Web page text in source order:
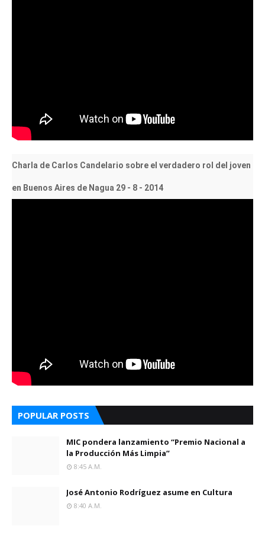
Charla de Carlos Candelario sobre el verdadero rol del joven
en Buenos Aires de Nagua 29 - 8 - 2014
POPULAR POSTS
MIC pondera lanzamiento “Premio Nacional a
la Producción Más Limpia”
8:45 A.m.
José Antonio Rodríguez asume en Cultura
8:40 A.m.